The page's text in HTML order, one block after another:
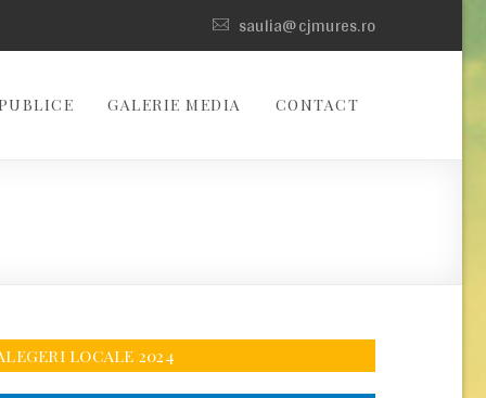
saulia@cjmures.ro
GALERIE MEDIA CONTACT
LOCALE 2024